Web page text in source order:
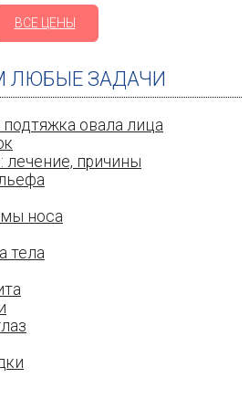
ВСЕ ЦЕНЫ
ЛЮБЫЕ ЗАДАЧИ
овала лица
причины
носа
тела